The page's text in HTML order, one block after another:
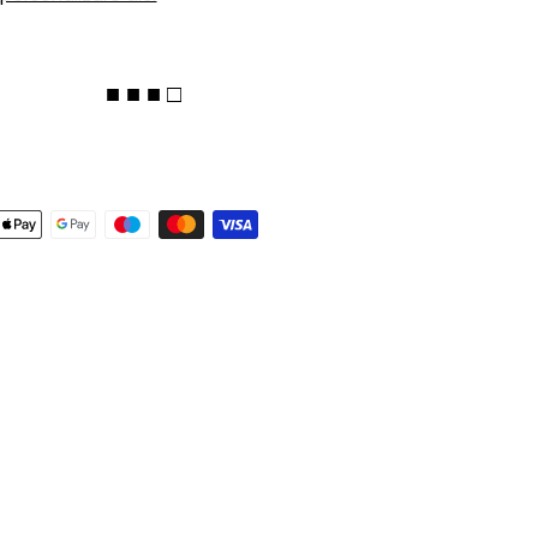
■ ■ ■ □